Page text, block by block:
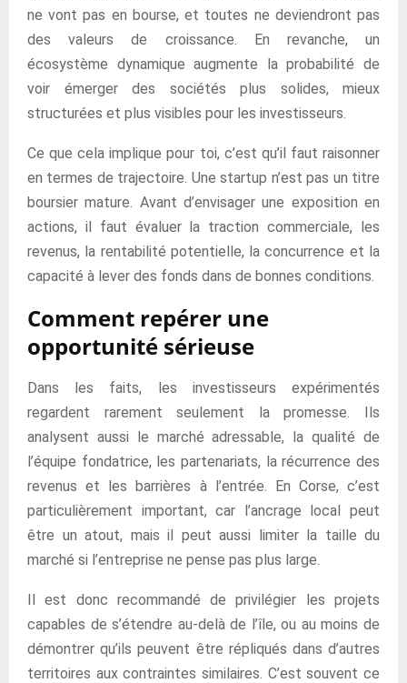
ne vont pas en bourse, et toutes ne deviendront pas
des valeurs de croissance. En revanche, un
écosystème dynamique augmente la probabilité de
voir émerger des sociétés plus solides, mieux
structurées et plus visibles pour les investisseurs.
Ce que cela implique pour toi, c’est qu’il faut raisonner
en termes de trajectoire. Une startup n’est pas un titre
boursier mature. Avant d’envisager une exposition en
actions, il faut évaluer la traction commerciale, les
revenus, la rentabilité potentielle, la concurrence et la
capacité à lever des fonds dans de bonnes conditions.
Comment repérer une
opportunité sérieuse
Dans les faits, les investisseurs expérimentés
regardent rarement seulement la promesse. Ils
analysent aussi le marché adressable, la qualité de
l’équipe fondatrice, les partenariats, la récurrence des
revenus et les barrières à l’entrée. En Corse, c’est
particulièrement important, car l’ancrage local peut
être un atout, mais il peut aussi limiter la taille du
marché si l’entreprise ne pense pas plus large.
Il est donc recommandé de privilégier les projets
capables de s’étendre au-delà de l’île, ou au moins de
démontrer qu’ils peuvent être répliqués dans d’autres
territoires aux contraintes similaires. C’est souvent ce